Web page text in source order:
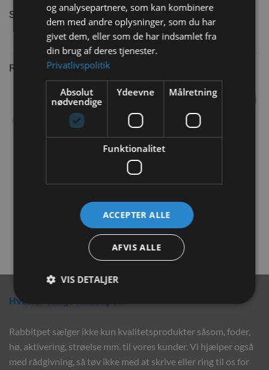
Størrelse:35x35x12 cm
RELATEREDE VARER
35x28x11 cm
kr.
Urter 140g
26,00
LÆS MERE
Hvorfor vælge Rabbitpet?
Rabbitpet sælger ikke kun kvalitetsprodukter såsom, foder,
hø, aktivering, strøelse mm. til vores kunder. Vi hjælper også
med rådgivning, så tøv ikke med at skrive eller ring til os for
og analysepartnere, som kan kombinere
dem med andre oplysninger, som du har
givet dem, eller som de har indsamlet fra
din brug af deres tjenester.
Privatlivspolitik
Absolut
nødvendige
Ydeevne Målretning
Funktionalitet
ACCEPTER ALLE
AFVIS ALLE
VIS DETALJER